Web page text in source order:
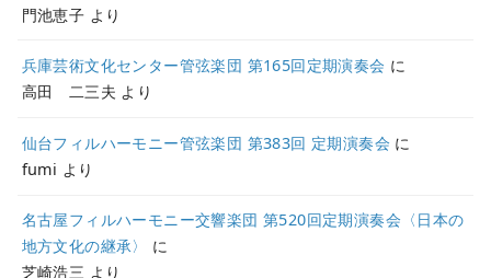
門池恵子 より
兵庫芸術文化センター管弦楽団 第165回定期演奏会 に
高田 二三夫 より
仙台フィルハーモニー管弦楽団 第383回 定期演奏会 に
fumi より
名古屋フィルハーモニー交響楽団 第520回定期演奏会〈日本の
地方文化の継承〉
に
芝崎浩三 より